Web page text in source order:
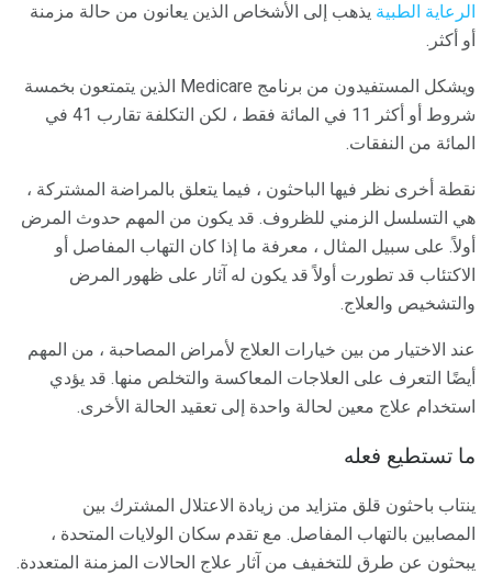
الرعاية الطبية يذهب إلى الأشخاص الذين يعانون من حالة مزمنة
أو أكثر.
ويشكل المستفيدون من برنامج Medicare الذين يتمتعون بخمسة
شروط أو أكثر 11 في المائة فقط ، لكن التكلفة تقارب 41 في
المائة من النفقات.
نقطة أخرى نظر فيها الباحثون ، فيما يتعلق بالمراضة المشتركة ،
هي التسلسل الزمني للظروف. قد يكون من المهم حدوث المرض
أولاً. على سبيل المثال ، معرفة ما إذا كان التهاب المفاصل أو
الاكتئاب قد تطورت أولاً قد يكون له آثار على ظهور المرض
والتشخيص والعلاج.
عند الاختيار من بين خيارات العلاج لأمراض المصاحبة ، من المهم
أيضًا التعرف على العلاجات المعاكسة والتخلص منها. قد يؤدي
استخدام علاج معين لحالة واحدة إلى تعقيد الحالة الأخرى.
ما تستطيع فعله
ينتاب باحثون قلق متزايد من زيادة الاعتلال المشترك بين
المصابين بالتهاب المفاصل. مع تقدم سكان الولايات المتحدة ،
يبحثون عن طرق للتخفيف من آثار علاج الحالات المزمنة المتعددة.